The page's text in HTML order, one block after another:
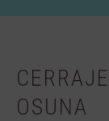
OSUNA